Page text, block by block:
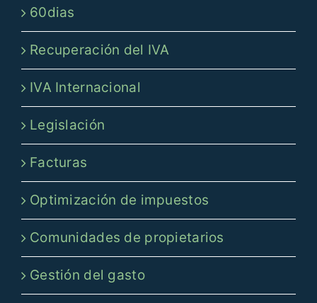
60dias
Recuperación del IVA
IVA Internacional
Legislación
Facturas
Optimización de impuestos
Comunidades de propietarios
Gestión del gasto